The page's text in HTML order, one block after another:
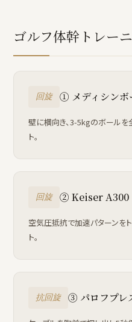
ゴルフ体幹トレー
回旋 ① メディシンボ
壁に横向き、3-5kgのボール
ト。
回旋 ② Keiser A300
空気圧抵抗で加速パターンを
ト。
抗回旋 ③ パロフプレ